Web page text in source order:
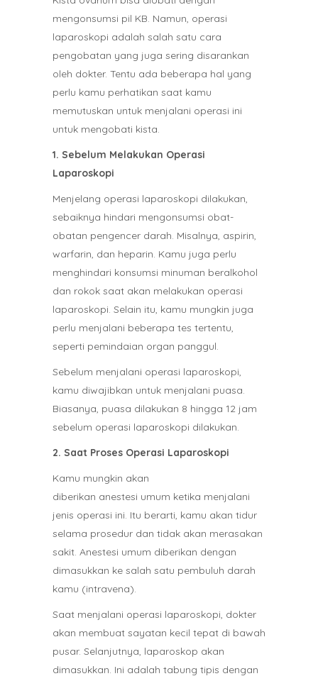
mengonsumsi pil KB. Namun, operasi
laparoskopi adalah salah satu cara
pengobatan yang juga sering disarankan
oleh dokter. Tentu ada beberapa hal yang
perlu kamu perhatikan saat kamu
memutuskan untuk menjalani operasi ini
untuk mengobati kista.
1. Sebelum Melakukan Operasi
Laparoskopi
Menjelang operasi laparoskopi dilakukan,
sebaiknya hindari mengonsumsi obat-
obatan pengencer darah. Misalnya, aspirin,
warfarin, dan heparin. Kamu juga perlu
menghindari konsumsi minuman beralkohol
dan rokok saat akan melakukan operasi
laparoskopi. Selain itu, kamu mungkin juga
perlu menjalani beberapa tes tertentu,
seperti pemindaian organ panggul.
Sebelum menjalani operasi laparoskopi,
kamu diwajibkan untuk menjalani puasa.
Biasanya, puasa dilakukan 8 hingga 12 jam
sebelum operasi laparoskopi dilakukan.
2. Saat Proses Operasi Laparoskopi
Kamu mungkin akan
diberikan anestesi umum ketika menjalani
jenis operasi ini. Itu berarti, kamu akan tidur
selama prosedur dan tidak akan merasakan
sakit. Anestesi umum diberikan dengan
dimasukkan ke salah satu pembuluh darah
kamu (intravena).
Saat menjalani operasi laparoskopi, dokter
akan membuat sayatan kecil tepat di bawah
pusar. Selanjutnya, laparoskop akan
dimasukkan. Ini adalah tabung tipis dengan